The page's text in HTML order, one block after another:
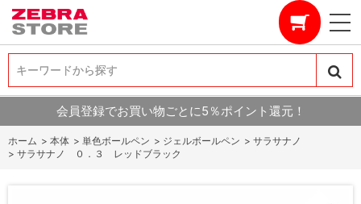
キーワードから探す
キーワードから探す
会員登録でお買い物ごとに5％ポイント還元！
ホーム > 本体 > 単色ボールペン > ジェルボールペン > サラサナノ
> サラサナノ ０．３ レッドブラック